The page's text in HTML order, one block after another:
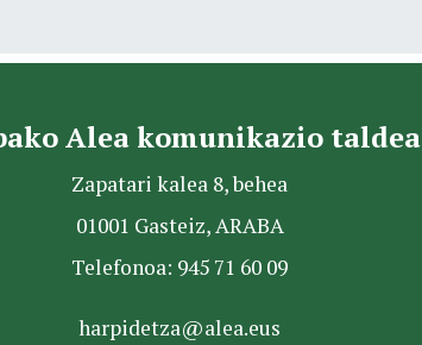
Alea komunikazio taldea
Zapatari kalea 8, behea
01001 Gasteiz, ARABA
Telefonoa: 945 71 60 09
harpidetza@alea.eus